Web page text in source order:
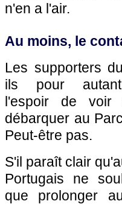
n'en a l'air.
Au moins, le
Les supporters du
ils pour autant
l'espoir de voir
débarquer au
Peut-être pas.
S'il paraît clair
Portugais ne
que prolonger